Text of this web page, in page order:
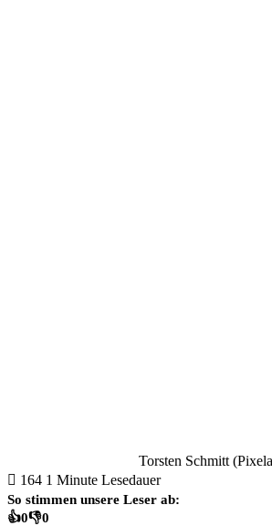
Torsten Schmitt
164 1 Minute Lesedauer
So stimmen unsere Leser ab:
👍0👎0